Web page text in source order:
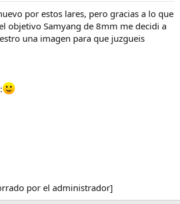
por estos lares, pero gracias a lo que
objetivo Samyang de 8mm me decidi a
una imagen para que juzgueis
por el administrador]